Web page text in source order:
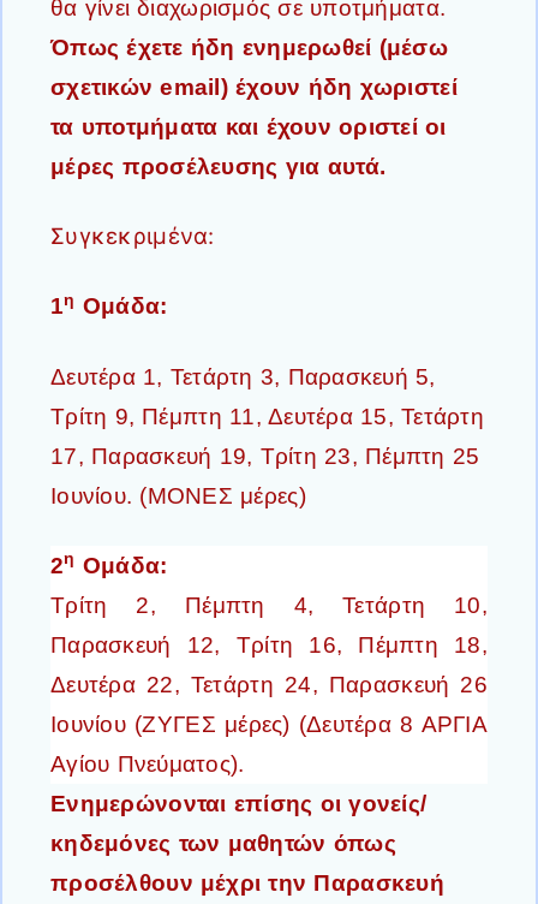
θα γίνει διαχωρισμός σε υποτμήματα.
Όπως έχετε ήδη ενημερωθεί (μέσω
σχετικών email) έχουν ήδη χωριστεί
τα υποτμήματα και έχουν οριστεί οι
μέρες προσέλευσης για αυτά.
Συγκεκριμένα:
1η Ομάδα:
Δευτέρα 1, Τετάρτη 3, Παρασκευή 5,
Τρίτη 9, Πέμπτη 11, Δευτέρα 15, Τετάρτη
17, Παρασκευή 19, Τρίτη 23, Πέμπτη 25
Ιουνίου. (ΜΟΝΕΣ μέρες)
2η Ομάδα:
Τρίτη 2, Πέμπτη 4, Τετάρτη 10,
Παρασκευή 12, Τρίτη 16, Πέμπτη 18,
Δευτέρα 22, Τετάρτη 24, Παρασκευή 26
Ιουνίου (ΖΥΓΕΣ μέρες) (Δευτέρα 8 ΑΡΓΙΑ
Αγίου Πνεύματος).
Ενημερώνονται επίσης οι γονείς/
κηδεμόνες των μαθητών όπως
προσέλθουν μέχρι την Παρασκευή